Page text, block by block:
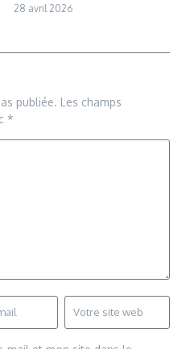
28 avril 2026
publiée. Les champs
*